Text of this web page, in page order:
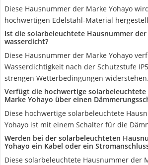
Diese Hausnummer der Marke Yohayo
hochwertigen Edelstahl-Material
Ist die solarbeleuchtete Hausnummer der
wasserdicht?
Diese Hausnummer der Marke Yohayo
Wasserdichtigkeit nach der Schutzstufe
strengen Wetterbedingungen widerstehen.
Verfügt die hochwertige
Marke Yohayo über einen
Diese hochwertige solarbeleuchtete
Yohayo ist mit einem Schalter für die
Werden bei der solarbeleuchteten
Yohayo ein Kabel oder ein
Diese solarbeleuchtete Hausnummer der